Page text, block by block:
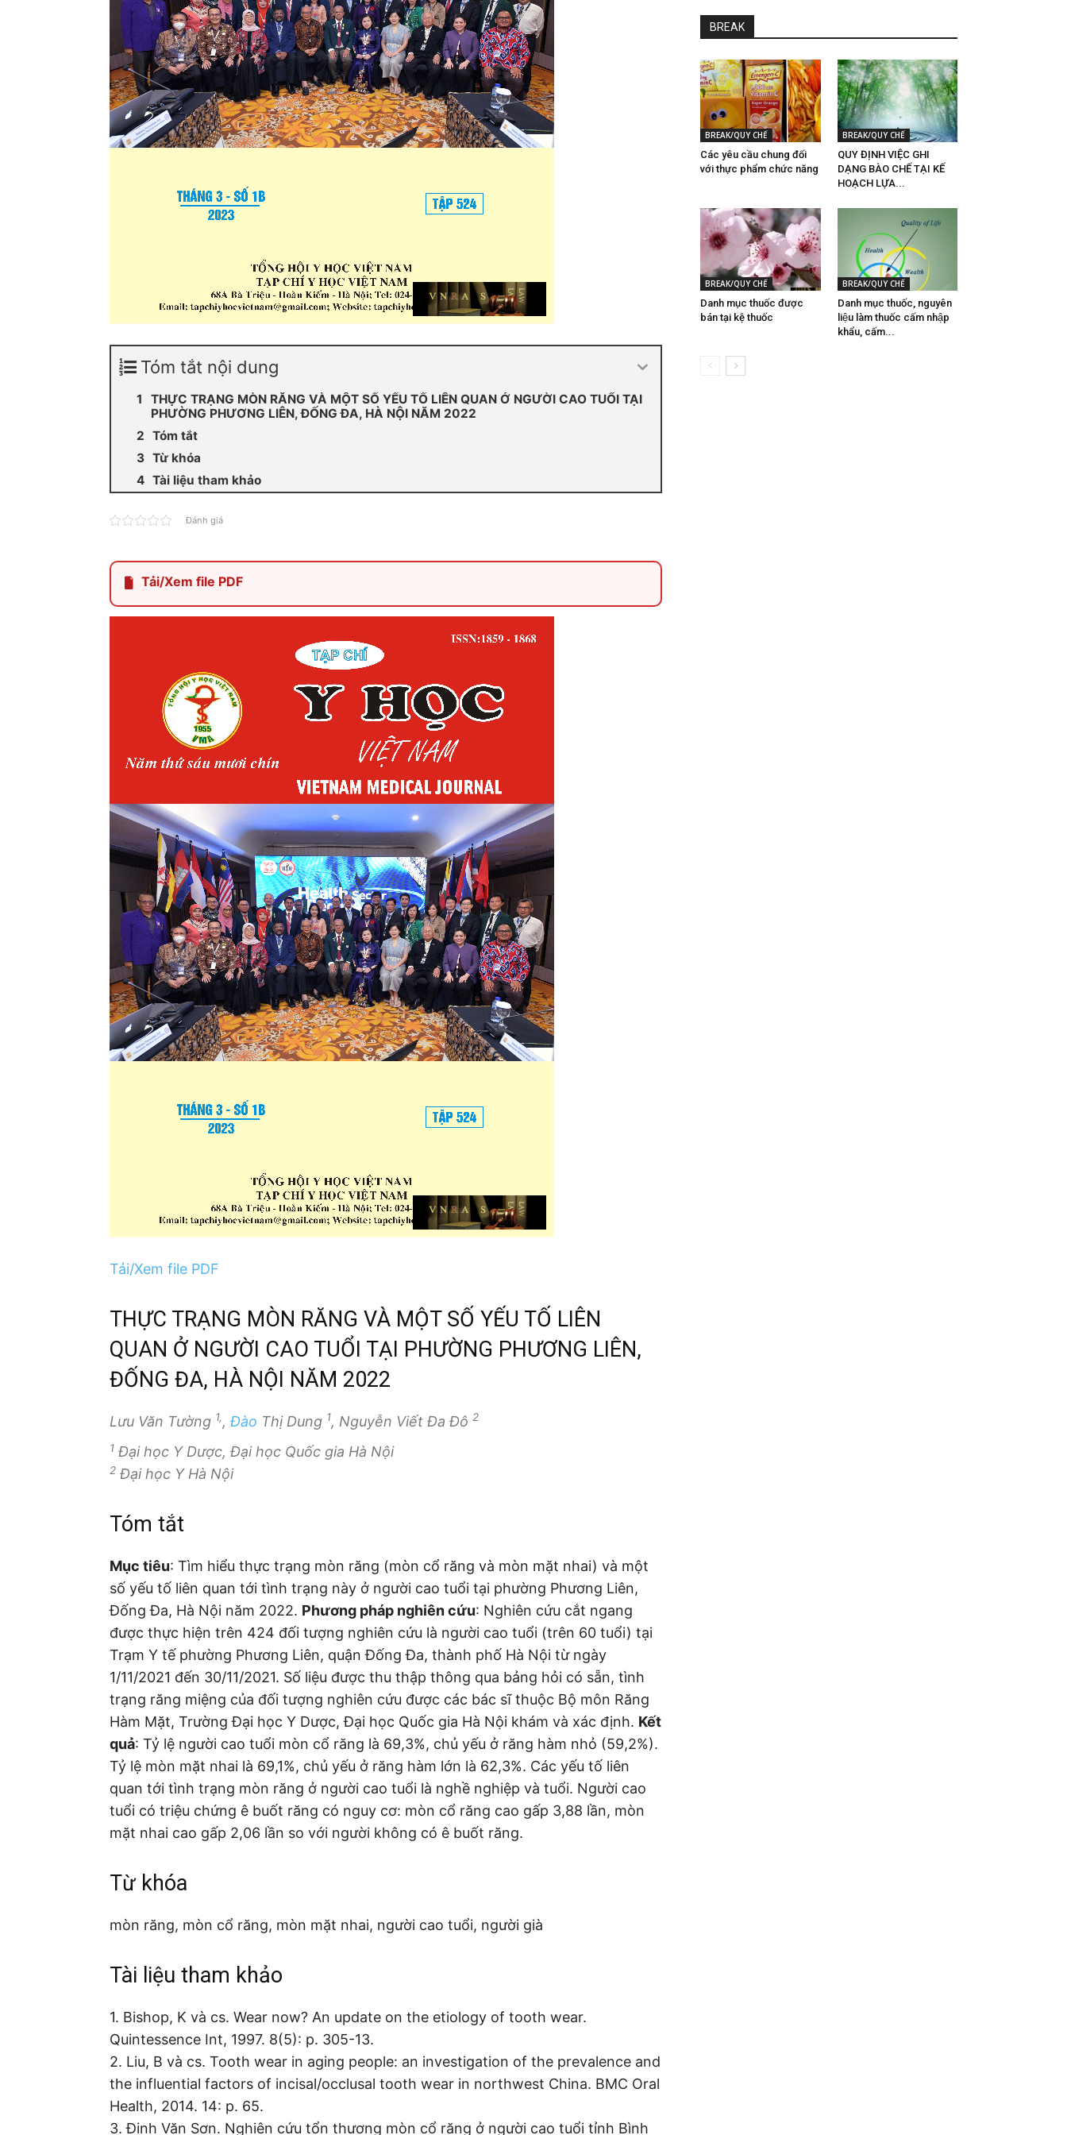
Tóm tắt nội dung
THỰC TRẠNG MÒN RĂNG VÀ MỘT SỐ YẾU TỐ LIÊN QUAN Ở NGƯỜI CAO TUỔI TẠI
PHƯỜNG PHƯƠNG LIÊN, ĐỐNG ĐA, HÀ NỘI NĂM 2022
Tóm tắt
Từ khóa
Tài liệu tham khảo
Đánh giá
Tải/Xem file PDF
Tải/Xem file PDF
THỰC TRẠNG MÒN RĂNG VÀ MỘT SỐ YẾU TỐ LIÊN
QUAN Ở NGƯỜI CAO TUỔI TẠI PHƯỜNG PHƯƠNG LIÊN,
ĐỐNG ĐA, HÀ NỘI NĂM 2022
Lưu Văn Tường 1,, Đào Thị Dung 1, Nguyễn Viết Đa Đô 2
1 Đại học Y Dược, Đại học Quốc gia Hà Nội
2 Đại học Y Hà Nội
Tóm tắt
Mục tiêu: Tìm hiểu thực trạng mòn răng (mòn cổ răng và mòn mặt nhai) và một
số yếu tố liên quan tới tình trạng này ở người cao tuổi tại phường Phương Liên,
Đống Đa, Hà Nội năm 2022. Phương pháp nghiên cứu: Nghiên cứu cắt ngang
được thực hiện trên 424 đối tượng nghiên cứu là người cao tuổi (trên 60 tuổi) tại
Trạm Y tế phường Phương Liên, quận Đống Đa, thành phố Hà Nội từ ngày
1/11/2021 đến 30/11/2021. Số liệu được thu thập thông qua bảng hỏi có sẵn, tình
trạng răng miệng của đối tượng nghiên cứu được các bác sĩ thuộc Bộ môn Răng
Hàm Mặt, Trường Đại học Y Dược, Đại học Quốc gia Hà Nội khám và xác định. Kết
quả: Tỷ lệ người cao tuổi mòn cổ răng là 69,3%, chủ yếu ở răng hàm nhỏ (59,2%).
Tỷ lệ mòn mặt nhai là 69,1%, chủ yếu ở răng hàm lớn là 62,3%. Các yếu tố liên
quan tới tình trạng mòn răng ở người cao tuổi là nghề nghiệp và tuổi. Người cao
tuổi có triệu chứng ê buốt răng có nguy cơ: mòn cổ răng cao gấp 3,88 lần, mòn
mặt nhai cao gấp 2,06 lần so với người không có ê buốt răng.
Từ khóa
mòn răng, mòn cổ răng, mòn mặt nhai, người cao tuổi, người già
Tài liệu tham khảo
1. Bishop, K và cs. Wear now? An update on the etiology of tooth wear.
Quintessence Int, 1997. 8(5): p. 305-13.
2. Liu, B và cs. Tooth wear in aging people: an investigation of the prevalence and
the influential factors of incisal/occlusal tooth wear in northwest China. BMC Oral
Health, 2014. 14: p. 65.
3. Đinh Văn Sơn. Nghiên cứu tổn thương mòn cổ răng ở người cao tuổi tỉnh Bình
BREAK
BREAK/QUY CHẾ
Các yêu cầu chung đối
với thực phẩm chức năng
BREAK/QUY CHẾ
QUY ĐỊNH VIỆC GHI
DẠNG BÀO CHẾ TẠI KẾ
HOẠCH LỰA...
BREAK/QUY CHẾ
Danh mục thuốc được
bán tại kệ thuốc
BREAK/QUY CHẾ
Danh mục thuốc, nguyên
liệu làm thuốc cấm nhập
khẩu, cấm...